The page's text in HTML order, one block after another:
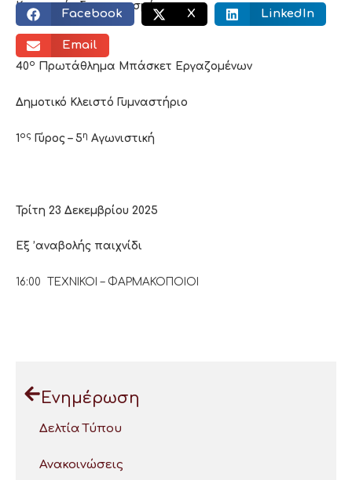
Κοινωνικός διαμοιρασμός:
Facebook X LinkedIn
Email
40ο Πρωτάθλημα Μπάσκετ Εργαζομένων
Δημοτικό Κλειστό Γυμναστήριο
1 ος Γύρος – 5η Αγωνιστική
Τρίτη 23 Δεκεμβρίου 2025
Εξ ’αναβολής παιχνίδι
16:00 ΤΕΧΝΙΚΟΙ – ΦΑΡΜΑΚΟΠΟΙΟΙ
Ενημέρωση
Δελτία Τύπου
Ανακοινώσεις